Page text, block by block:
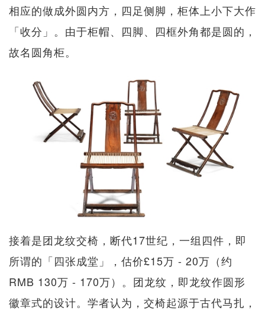
相应的做成外圆内方，四足侧脚，柜体上小下大作
「收分」。由于柜帽、四脚、四框外角都是圆的，
故名圆角柜。
接着是团龙纹交椅，断代17世纪，一组四件，即
所谓的「四张成堂」，估价£15万 - 20万（约
RMB 130万 - 170万）。团龙纹，即龙纹作圆形
徽章式的设计。学者认为，交椅起源于古代马扎，